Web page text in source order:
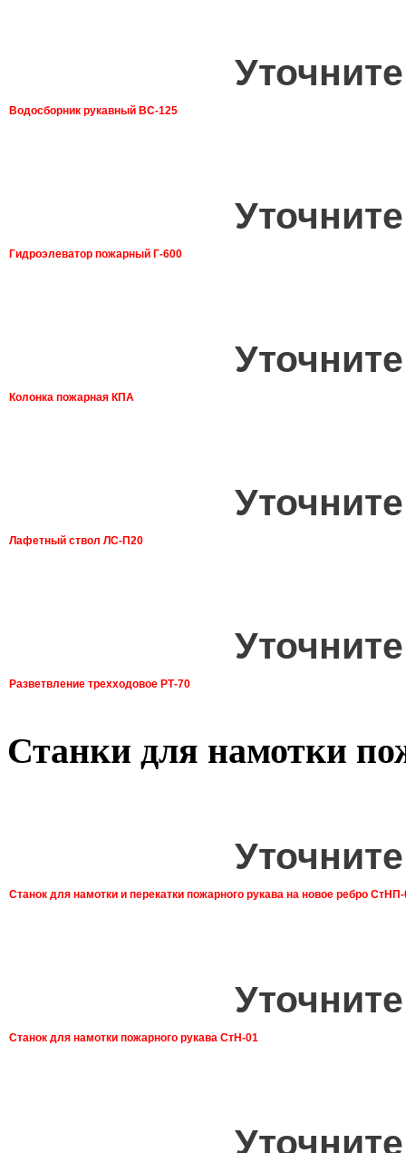
Водосборник рукавный ВС-125
Гидроэлеватор пожарный Г-600
Колонка пожарная КПА
Лафетный ствол ЛС-П20
Разветвление трехходовое РТ-70
Станки для намотки
Станок для намотки и перекатки пожарного рукава на новое ребро
Станок для намотки пожарного рукава СтН-01